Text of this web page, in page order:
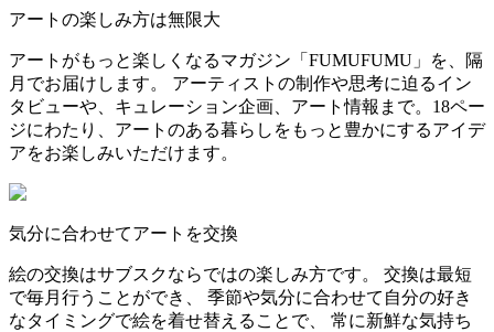
アートの楽しみ方は無限大
アートがもっと楽しくなるマガジン「FUMUFUMU」を、隔
月でお届けします。 アーティストの制作や思考に迫るイン
タビューや、キュレーション企画、アート情報まで。18ペー
ジにわたり、アートのある暮らしをもっと豊かにするアイデ
アをお楽しみいただけます。
気分に合わせてアートを交換
絵の交換はサブスクならではの楽しみ方です。 交換は最短
で毎月行うことができ、 季節や気分に合わせて自分の好き
なタイミングで絵を着せ替えることで、 常に新鮮な気持ち